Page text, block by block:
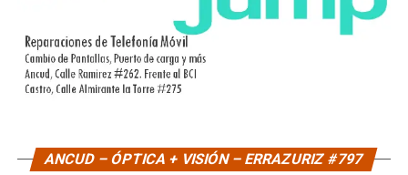
ANCUD – ÓPTICA + VISIÓN – ERRAZURIZ #797